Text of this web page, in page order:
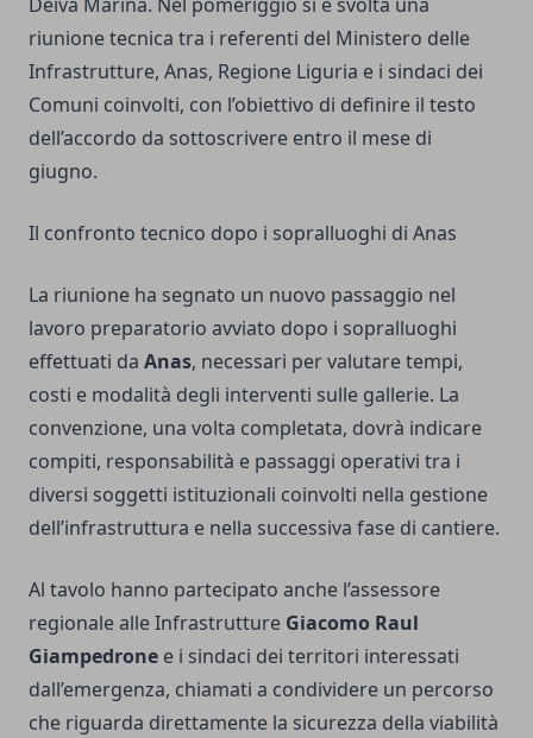
riunione tecnica tra i referenti del Ministero delle
Infrastrutture, Anas, Regione Liguria e i sindaci dei
Comuni coinvolti, con l’obiettivo di definire il testo
dell’accordo da sottoscrivere entro il mese di
giugno.
Il confronto tecnico dopo i sopralluoghi di Anas
La riunione ha segnato un nuovo passaggio nel
lavoro preparatorio avviato dopo i sopralluoghi
effettuati da Anas, necessari per valutare tempi,
costi e modalità degli interventi sulle gallerie. La
convenzione, una volta completata, dovrà indicare
compiti, responsabilità e passaggi operativi tra i
diversi soggetti istituzionali coinvolti nella gestione
dell’infrastruttura e nella successiva fase di cantiere.
Al tavolo hanno partecipato anche l’assessore
regionale alle Infrastrutture Giacomo Raul
Giampedrone e i sindaci dei territori interessati
dall’emergenza, chiamati a condividere un percorso
che riguarda direttamente la sicurezza della viabilità